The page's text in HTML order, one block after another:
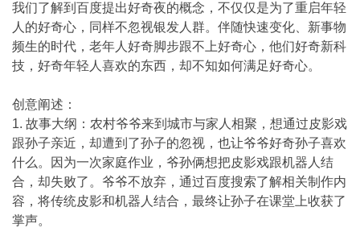
我们了解到百度提出好奇夜的概念，不仅仅是为了重启年轻
人的好奇心，同样不忽视银发人群。伴随快速变化、新事物
频生的时代，老年人好奇脚步跟不上好奇心，他们好奇新科
技，好奇年轻人喜欢的东西，却不知如何满足好奇心。
创意阐述：
1. 故事大纲：农村爷爷来到城市与家人相聚，想通过皮影戏
跟孙子亲近，却遭到了孙子的忽视，也让爷爷好奇孙子喜欢
什么。因为一次家庭作业，爷孙俩想把皮影戏跟机器人结
合，却失败了。爷爷不放弃，通过百度搜索了解相关制作内
容，将传统皮影和机器人结合，最终让孙子在课堂上收获了
掌声。